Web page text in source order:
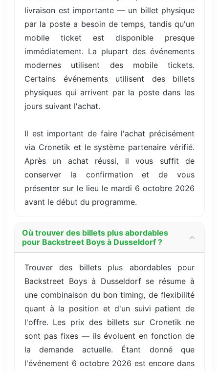
livraison est importante — un billet physique
par la poste a besoin de temps, tandis qu'un
mobile ticket est disponible presque
immédiatement. La plupart des événements
modernes utilisent des mobile tickets.
Certains événements utilisent des billets
physiques qui arrivent par la poste dans les
jours suivant l'achat.
Il est important de faire l'achat précisément
via Cronetik et le système partenaire vérifié.
Après un achat réussi, il vous suffit de
conserver la confirmation et de vous
présenter sur le lieu le mardi 6 octobre 2026
avant le début du programme.
Où trouver des billets plus abordables
pour Backstreet Boys à Dusseldorf ?
Trouver des billets plus abordables pour
Backstreet Boys à Dusseldorf se résume à
une combinaison du bon timing, de flexibilité
quant à la position et d'un suivi patient de
l'offre. Les prix des billets sur Cronetik ne
sont pas fixes — ils évoluent en fonction de
la demande actuelle. Étant donné que
l'événement 6 octobre 2026 est encore dans